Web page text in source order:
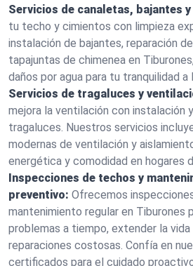
Servicios de canaletas, bajantes
tu techo y cimientos con limpieza
instalación de bajantes, reparación
tapajuntas de chimenea en
daños por agua para tu tranquilidad a
Servicios de tragaluces y
mejora la ventilación con instalación
tragaluces. Nuestros servicios
modernas de ventilación y
energética y comodidad en hogares
Inspecciones de techos y
preventivo: Ofrecemos
mantenimiento regular en Tiburones
problemas a tiempo, extender la
reparaciones costosas. Confía en
certificados para el cuidado